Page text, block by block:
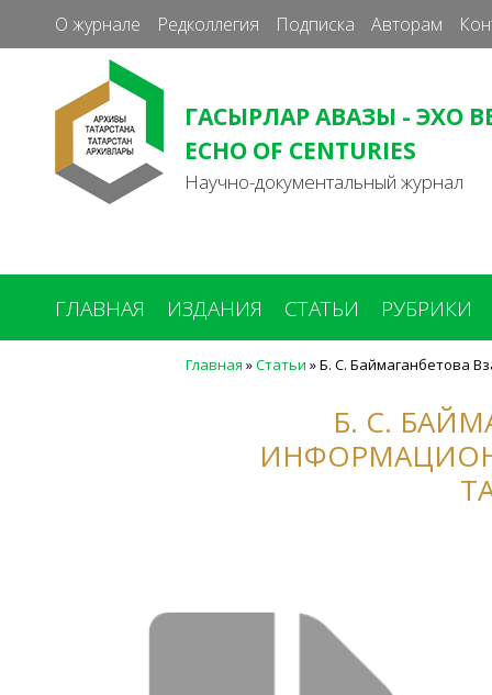
О журнале Редколлегия Подписка Авторам
ГАСЫРЛАР АВАЗЫ - ЭХО
ECHO OF CENTURIES
Научно-документальный журнал
ГЛАВНАЯ ИЗДАНИЯ СТАТЬИ РУБРИКИ
Главная »Статьи »Б. С. Баймаганбетова
Б. С.